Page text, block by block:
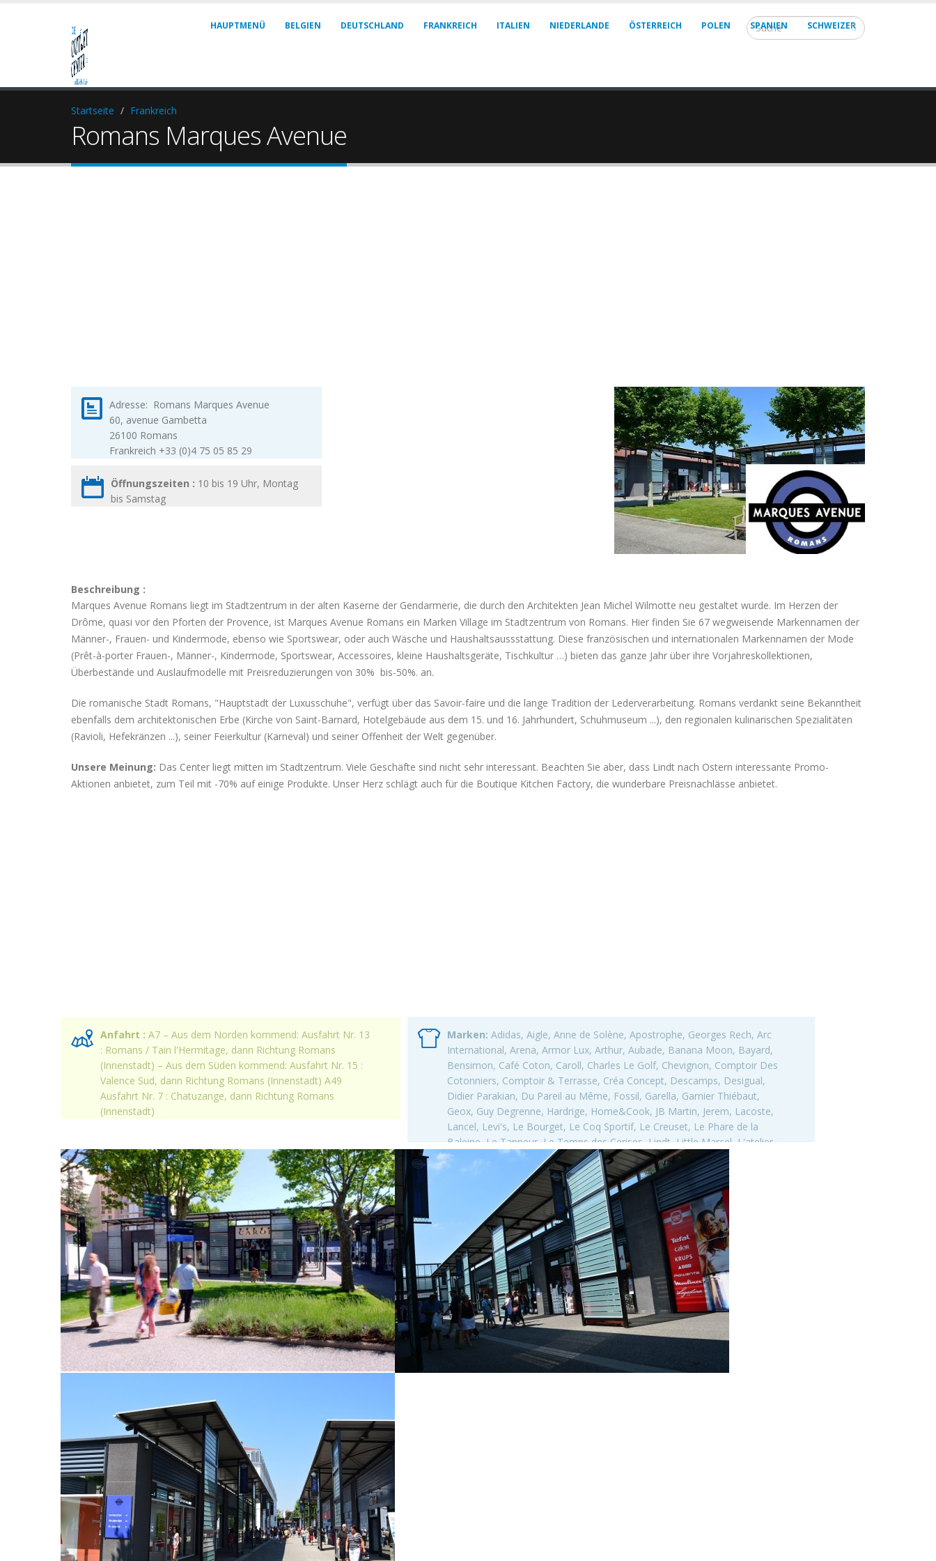
HAUPTMENÜ BELGIEN DEUTSCHLAND FRANKREICH ITALIEN NIEDERLANDE ÖSTERREICH POLEN SPANIEN SCHWEIZER
Startseite Frankreich
Romans Marques Avenue
Adresse: Romans Marques Avenue
60, avenue Gambetta
26100 Romans
Frankreich +33 (0)4 75 05 85 29
Öffnungszeiten : 10 bis 19 Uhr, Montag
bis Samstag
Beschreibung :
Marques Avenue Romans liegt im Stadtzentrum in der alten Kaserne der Gendarmerie, die durch den Architekten Jean Michel Wilmotte neu gestaltet wurde. Im Herzen der
Drôme, quasi vor den Pforten der Provence, ist Marques Avenue Romans ein Marken Village im Stadtzentrum von Romans. Hier finden Sie 67 wegweisende Markennamen der
Männer-, Frauen- und Kindermode, ebenso wie Sportswear, oder auch Wäsche und Haushaltsaussstattung. Diese französischen und internationalen Markennamen der Mode
(Prêt-à-porter Frauen-, Männer-, Kindermode, Sportswear, Accessoires, kleine Haushaltsgeräte, Tischkultur …) bieten das ganze Jahr über ihre Vorjahreskollektionen,
Überbestände und Auslaufmodelle mit Preisreduzierungen von 30% bis-50%. an.
Die romanische Stadt Romans, "Hauptstadt der Luxusschuhe", verfügt über das Savoir-faire und die lange Tradition der Lederverarbeitung. Romans verdankt seine Bekanntheit
ebenfalls dem architektonischen Erbe (Kirche von Saint-Barnard, Hotelgebäude aus dem 15. und 16. Jahrhundert, Schuhmuseum ...), den regionalen kulinarischen Spezialitäten
(Ravioli, Hefekränzen ...), seiner Feierkultur (Karneval) und seiner Offenheit der Welt gegenüber.
Unsere Meinung: Das Center liegt mitten im Stadtzentrum. Viele Geschäfte sind nicht sehr interessant. Beachten Sie aber, dass Lindt nach Ostern interessante Promo-
Aktionen anbietet, zum Teil mit -70% auf einige Produkte. Unser Herz schlägt auch für die Boutique Kitchen Factory, die wunderbare Preisnachlässe anbietet.
Anfahrt : A7 – Aus dem Norden kommend: Ausfahrt Nr. 13
: Romans / Tain l'Hermitage, dann Richtung Romans
(Innenstadt) – Aus dem Süden kommend: Ausfahrt Nr. 15 :
Valence Sud, dann Richtung Romans (Innenstadt) A49
Ausfahrt Nr. 7 : Chatuzange, dann Richtung Romans
(Innenstadt)
Marken: Adidas, Aigle, Anne de Solène, Apostrophe, Georges Rech, Arc
International, Arena, Armor Lux, Arthur, Aubade, Banana Moon, Bayard,
Bensimon, Café Coton, Caroll, Charles Le Golf, Chevignon, Comptoir Des
Cotonniers, Comptoir & Terrasse, Créa Concept, Descamps, Desigual,
Didier Parakian, Du Pareil au Même, Fossil, Garella, Garnier Thiébaut,
Geox, Guy Degrenne, Hardrige, Home&Cook, JB Martin, Jerem, Lacoste,
Lancel, Levi's, Le Bourget, Le Coq Sportif, Le Creuset, Le Phare de la
Baleine, Le Tanneur, Le Temps des Cerises, Lindt, Little Marcel, L'atelier
Des Créateurs, Maje, Marèse, MCS, Moda vista, Napapijri, Nike, Noukie's,
Olly Gan, Olympia, Pallio Store, Pepe Jeans, Petit Bateau, Princesse Tam-
Tam, Puma, Salamander, Sandro, Simone Pérèle, Yves Delorme, Sud
Express, The Body Shop, The Lingerie Shop, Dim, Playtex, Wonderbra,
Triumph,